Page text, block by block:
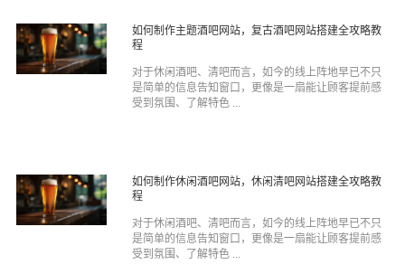
如何制作主题酒吧网站，复古酒吧网站搭建全攻略教
程
对于休闲酒吧、清吧而言，如今的线上阵地早已不只
是简单的信息告知窗口，更像是一扇能让顾客提前感
受到氛围、了解特色 ...
如何制作休闲酒吧网站，休闲清吧网站搭建全攻略教
程
对于休闲酒吧、清吧而言，如今的线上阵地早已不只
是简单的信息告知窗口，更像是一扇能让顾客提前感
受到氛围、了解特色 ...